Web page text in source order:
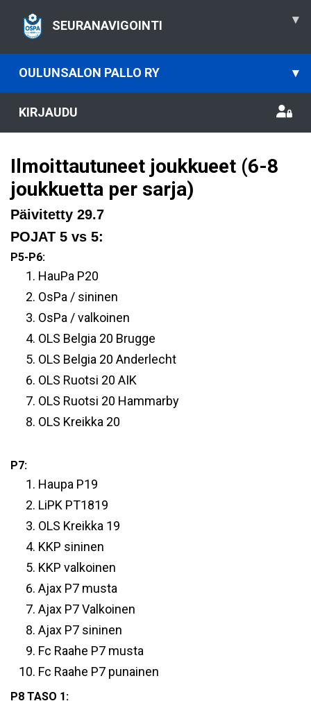
SEURANAVIGOINTI ▾
OULUNSALON PALLO RY ▾
KIRJAUDU
Ilmoittautuneet joukkueet (6-8
joukkuetta per sarja)
Päivitetty 29.7
POJAT 5 vs 5:
P5-P6:
HauPa P20
OsPa / sininen
OsPa / valkoinen
OLS Belgia 20 Brugge
OLS Belgia 20 Anderlecht
OLS Ruotsi 20 AIK
OLS Ruotsi 20 Hammarby
OLS Kreikka 20
P7:
Haupa P19
LiPK PT1819
OLS Kreikka 19
KKP sininen
KKP valkoinen
Ajax P7 musta
Ajax P7 Valkoinen
Ajax P7 sininen
Fc Raahe P7 musta
Fc Raahe P7 punainen
P8 TASO 1: